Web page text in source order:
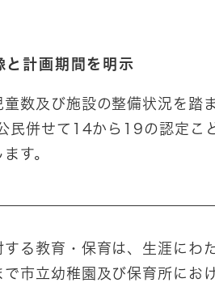
計画期間を明示
数及び施設の整備状況を
民併せて14から19の認定こ
す。
る教育・保育は、生涯にわ
市立幼稚園及び保育所にお